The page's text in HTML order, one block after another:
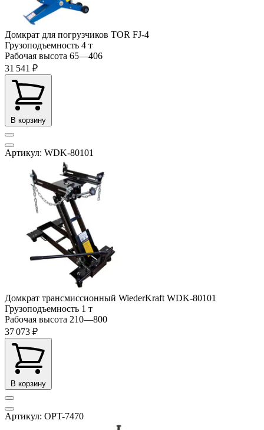
Домкрат для погрузчиков TOR FJ-4
Грузоподъемность 4 т
Рабочая высота 65—406
31 541 ₽
В корзину
Артикул: WDK-80101
Домкрат трансмиссионный WiederKraft WDK-80101
Грузоподъемность 1 т
Рабочая высота 210—800
37 073 ₽
В корзину
Артикул: OPT-7470